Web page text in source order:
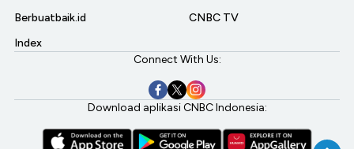
Berbuatbaik.id
Index
CNBC TV
Connect With Us:
Download aplikasi CNBC Indonesia: